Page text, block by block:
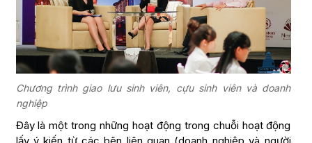
Chương trình giao lưu sinh viên, cựu sinh viên và doanh
nghiệp
Đây là một trong những hoạt động trong chuỗi hoạt động
lấy ý kiến từ các bên liên quan (doanh nghiệp và người